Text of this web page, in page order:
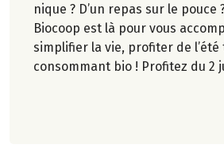
nique ? D’un repas sur le pouce
Biocoop est là pour vous
simplifier la vie, profiter de l’été
consommant bio ! Profitez du 2